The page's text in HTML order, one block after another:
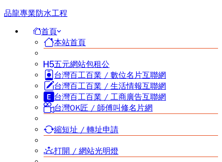
品龍專業防水工程
首頁
本站首頁
五元網站包租公
台灣百工百業 / 數位名片互聯網
台灣百工百業 / 生活情報互聯網
台灣百工百業 / 工商廣告互聯網
台灣OK匠 / 師傅叫修名片網
縮短址 / 轉址申請
打開 / 網站光明燈